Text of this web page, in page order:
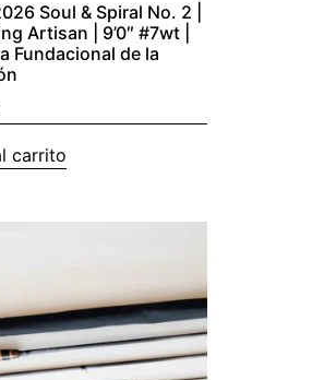
Soul & Spiral No. 2 |
Artisan | 9’0″ #7wt |
Fundacional de la
carrito